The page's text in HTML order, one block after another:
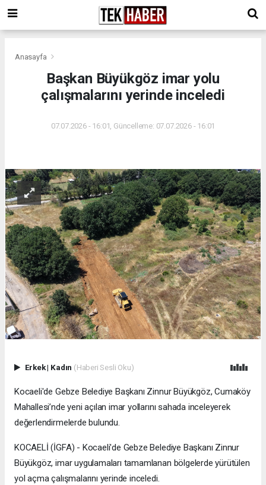
Anasayfa
Başkan Büyükgöz imar yolu
çalışmalarını yerinde inceledi
07.07.2026 - 16:01, Güncelleme: 07.07.2026 - 16:01
Erkek| Kadın (Haberi Sesli Oku)
Kocaeli'de Gebze Belediye Başkanı Zinnur Büyükgöz, Cumaköy
Mahallesi’nde yeni açılan imar yollarını sahada inceleyerek
değerlendirmelerde bulundu.
KOCAELİ (İGFA) - Kocaeli'de Gebze Belediye Başkanı Zinnur
Büyükgöz, imar uygulamaları tamamlanan bölgelerde yürütülen
yol açma çalışmalarını yerinde inceledi.